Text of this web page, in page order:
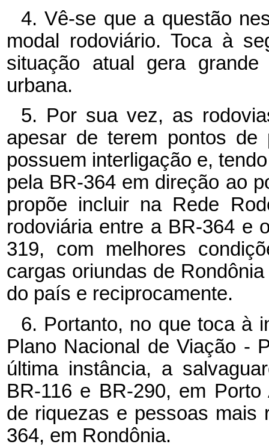
4. Vê-se que a questão
modal rodoviário. Toca à
situação atual gera
urbana.
5. Por sua vez, as
apesar de terem pontos de
possuem interligação e,
pela BR-364 em direção ao
propõe incluir na Rede
rodoviária entre a BR-364 e
319, com melhores
cargas oriundas de
do país e reciprocamente.
6. Portanto, no que toca à
Plano Nacional de Viação -
última instância, a
BR-116 e BR-290, em
de riquezas e pessoas mais
364, em Rondônia.